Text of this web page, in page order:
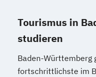
Tourismus in
studieren
Baden-Württemberg
fortschrittlichste im